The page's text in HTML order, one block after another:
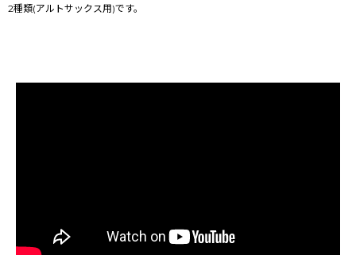
2種類(アルトサックス用)です。